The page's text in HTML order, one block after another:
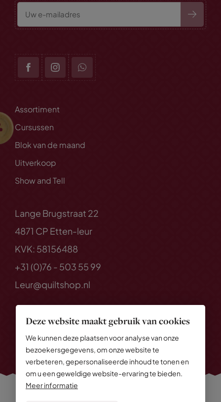
Deze website maakt gebruik van cookies
We kunnen deze plaatsen voor analyse van onze
bezoekersgegevens, om onze website te
verbeteren, gepersonaliseerde inhoud te tonen en
om u een geweldige website-ervaring te bieden.
Meer informatie
Assortiment
Cursussen
Blok van de maand
Uitverkoop
Show and Tell
Lange Brugstraat 22
4871 CP Etten-leur
KVK: 58156488
+31 (0)76 - 503 55 99
Leur@quiltshop.nl